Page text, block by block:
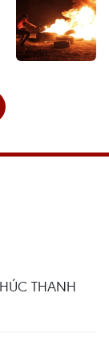
THANH